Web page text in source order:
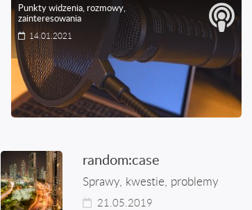
Punkty widzenia, rozmowy,
zainteresowania
14.01.2021
random:case
Sprawy, kwestie, problemy
21.05.2019